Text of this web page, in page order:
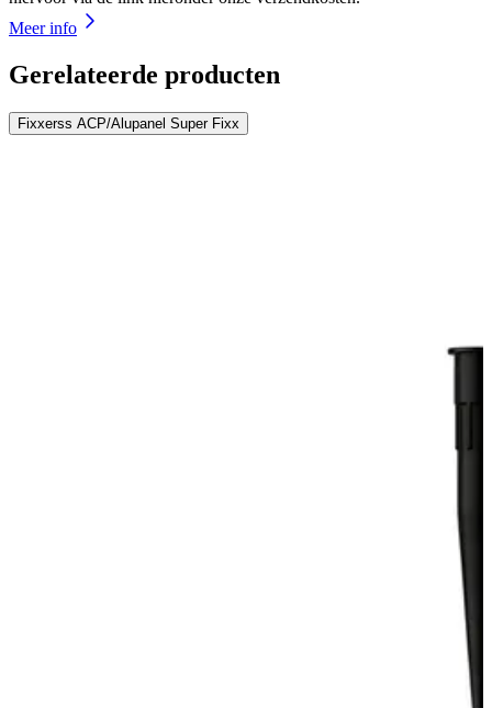
Meer info
Gerelateerde producten
Fixxerss ACP/Alupanel Super Fixx